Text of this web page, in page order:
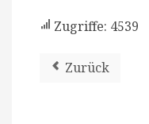
Zugriffe: 4539
Zurück